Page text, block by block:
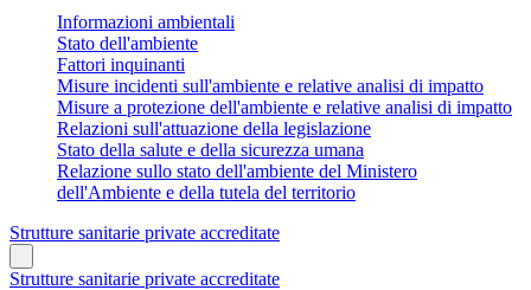
Informazioni ambientali
Stato dell'ambiente
Fattori inquinanti
Misure incidenti sull'ambiente e relative analisi di impatto
Misure a protezione dell'ambiente e relative analisi di impatto
Relazioni sull'attuazione della legislazione
Stato della salute e della sicurezza umana
Relazione sullo stato dell'ambiente del Ministero
dell'Ambiente e della tutela del territorio
Strutture sanitarie private accreditate
Strutture sanitarie private accreditate